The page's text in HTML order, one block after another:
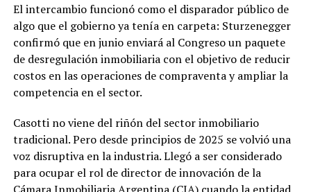
El intercambio funcionó como el disparador público de
algo que el gobierno ya tenía en carpeta: Sturzenegger
confirmó que en junio enviará al Congreso un paquete
de desregulación inmobiliaria con el objetivo de reducir
costos en las operaciones de compraventa y ampliar la
competencia en el sector.
Casotti no viene del riñón del sector inmobiliario
tradicional. Pero desde principios de 2025 se volvió una
voz disruptiva en la industria. Llegó a ser considerado
para ocupar el rol de director de innovación de la